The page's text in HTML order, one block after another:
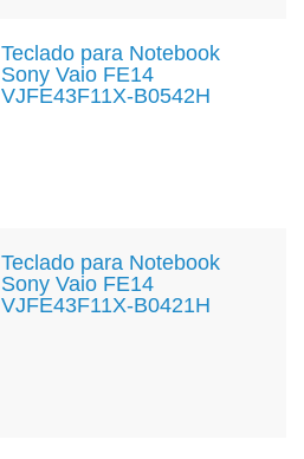
Teclado para Notebook
Sony Vaio FE14
VJFE43F11X-B0542H
Teclado para Notebook
Sony Vaio FE14
VJFE43F11X-B0421H